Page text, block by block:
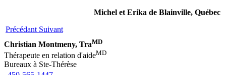
Michel et Erika de Blainville, Québec
Précédant Suivant
Christian Montmeny, TraMD
Thérapeute en relation d'aideMD
Bureaux à Ste-Thérèse